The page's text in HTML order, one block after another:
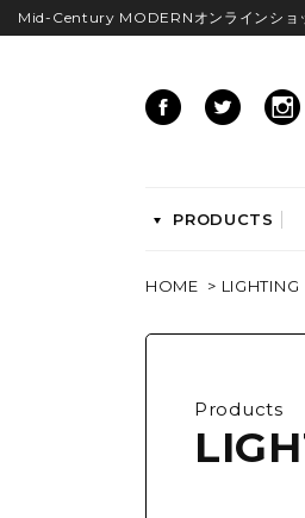
Mid-Century MODERNオンラインショ
PRODUCTS
イームズベース
ダイニングチ
ラウンジチェア
HOME > LIGHTING
Products